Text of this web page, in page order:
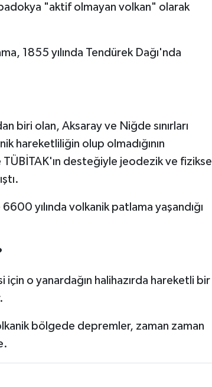
"aktif olmayan volkan" olarak
1855 yılında Tendürek Dağı'nda
biri olan, Aksaray ve Niğde sınırları
hareketliliğin olup olmadığının
TÜBİTAK'ın desteğiyle jeodezik ve fiziksel
yılında volkanik patlama yaşandığı
o yanardağın halihazırda hareketli bir
bölgede depremler, zaman zaman